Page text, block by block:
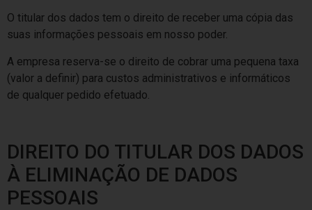
O titular dos dados tem o direito de receber uma cópia das
suas informações pessoais em nosso poder.
A empresa reserva-se o direito de cobrar uma pequena taxa
(valor a definir) para custos administrativos e informáticos
de qualquer pedido efetuado.
DIREITO DO TITULAR DOS DADOS
À ELIMINAÇÃO DE DADOS
PESSOAIS